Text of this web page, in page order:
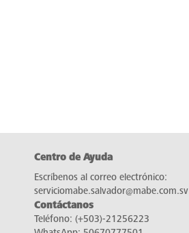
Centro de Ayuda
Escríbenos al correo electrónico:
serviciomabe.salvador@mabe.com.sv
Contáctanos
Teléfono: (+503)-21256223